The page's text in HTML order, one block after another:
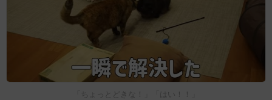
「ちょっとどきな！」「はい！！」